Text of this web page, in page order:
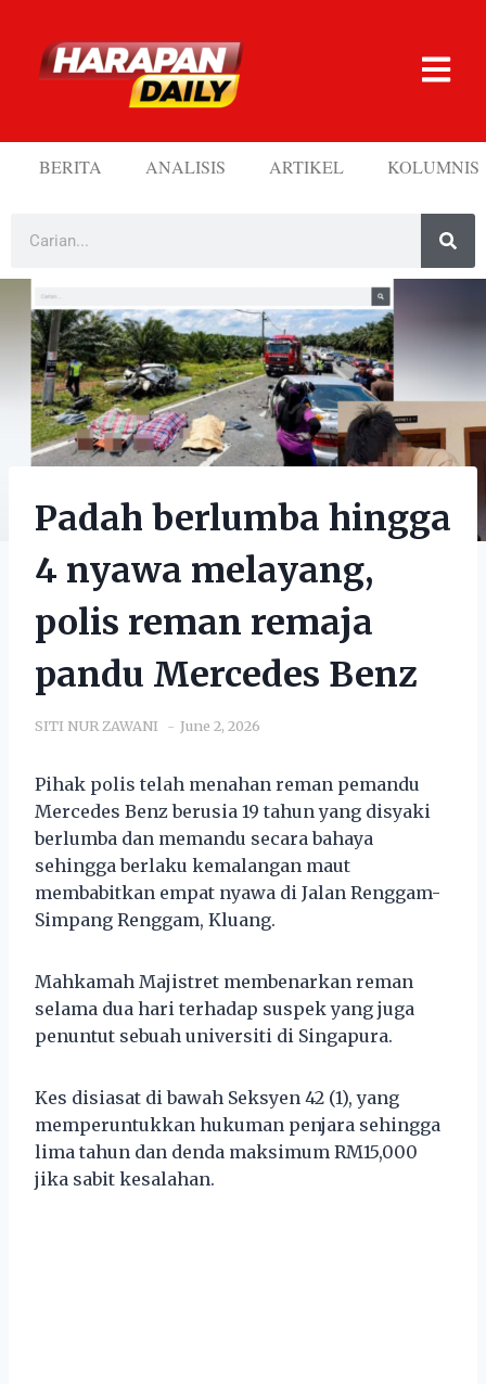
BERITA ANALISIS ARTIKEL KOLUMNIS
Padah berlumba hingga
4 nyawa melayang,
polis reman remaja
pandu Mercedes Benz
SITI NUR ZAWANI June 2, 2026
Pihak polis telah menahan reman pemandu
Mercedes Benz berusia 19 tahun yang disyaki
berlumba dan memandu secara bahaya
sehingga berlaku kemalangan maut
membabitkan empat nyawa di Jalan Renggam-
Simpang Renggam, Kluang.
Mahkamah Majistret membenarkan reman
selama dua hari terhadap suspek yang juga
penuntut sebuah universiti di Singapura.
Kes disiasat di bawah Seksyen 42 (1), yang
memperuntukkan hukuman penjara sehingga
lima tahun dan denda maksimum RM15,000
jika sabit kesalahan.